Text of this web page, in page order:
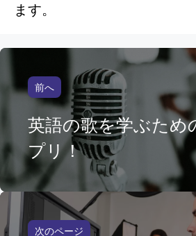
ます。
前へ
英語の歌を学ぶため
プリ！
次のページ